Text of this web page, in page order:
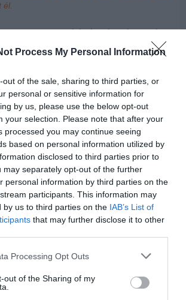
Process My Personal Information
out of the sale, sharing to third parties, or
personal or sensitive information for
by us, please use the below opt-out
your selection. Please note that after your
processed you may continue seeing
based on personal information utilized by
disclosed to third parties prior to
may separately opt-out of the further
personal information by third parties on the
participants. This information may
by us to third parties on the IAB’s List of
that may further disclose it to other
website/app uses one or more Google
visit or usage behaviour. You may click to
to Google and its third-party tags to
Processing Opt Outs
out of the Sharing of my
él.
sportolok és olvasok, amelyet
Mivel az átlagember évente
négy könyvet olvas, négy évvel ezelőtt
egy könyvet. Ebből aztán szerte az
tucatjai születtek. Nagyon
150 ember összejön egy könyvtárban,
ismerhetik meg a műveket. A
jártam közönségtalálkozókra az
és ezért is nagyon fontos, hogy
járjak.